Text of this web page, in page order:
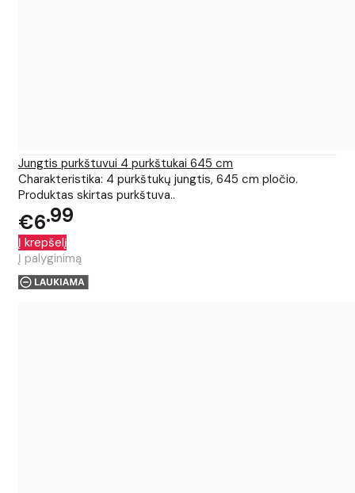
Jungtis purkštuvui 4 purkštukai 645 cm
Charakteristika: 4 purkštukų jungtis, 645 cm pločio.
Produktas skirtas purkštuva..
€6 99
Į krepšelį
Į palyginimą